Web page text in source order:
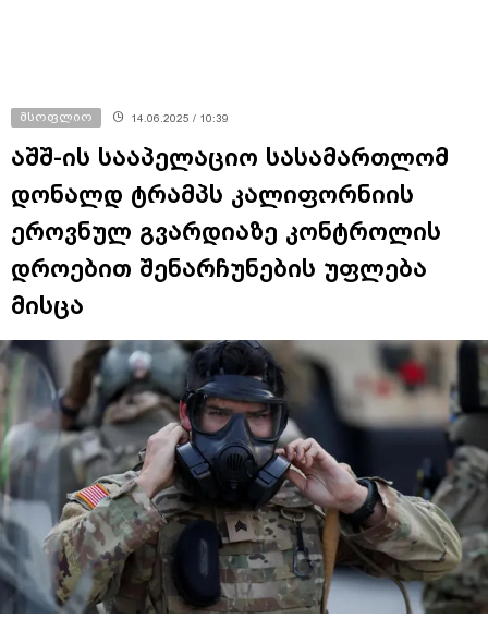
მსოფლიო 14.06.2025 / 10:39
აშშ-ის სააპელაციო სასამართლომ
დონალდ ტრამპს კალიფორნიის
ეროვნულ გვარდიაზე კონტროლის
დროებით შენარჩუნების უფლება
მისცა